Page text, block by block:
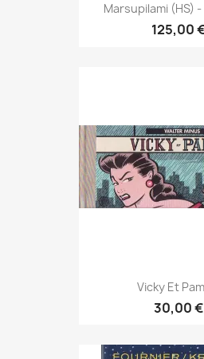
Marsupilami (HS)
125,00
Vicky Et
30,00 €